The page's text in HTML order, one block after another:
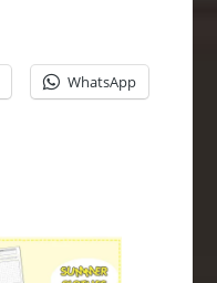
WhatsApp